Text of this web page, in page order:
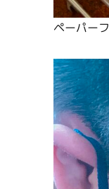
ペーパー